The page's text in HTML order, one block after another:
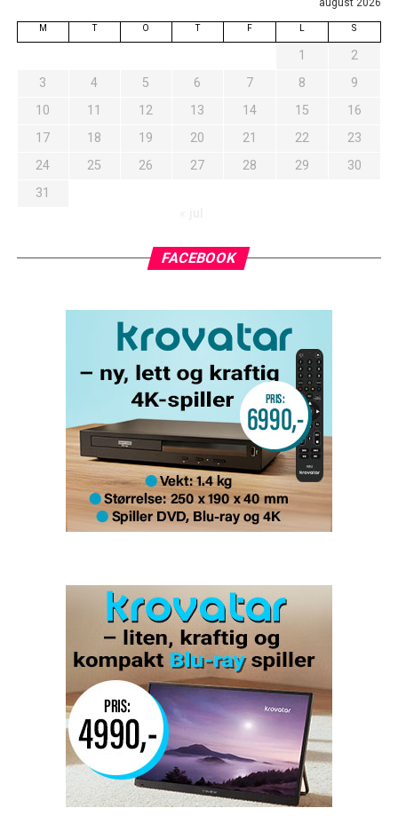
august 2026
M T O T F S
1
2
3
4 5 6 7 8
9
10
11 12 13 14 15
16
17
18 19 20 21 22
23
24
25 26 27 28 29
30
31
FACEBOOK